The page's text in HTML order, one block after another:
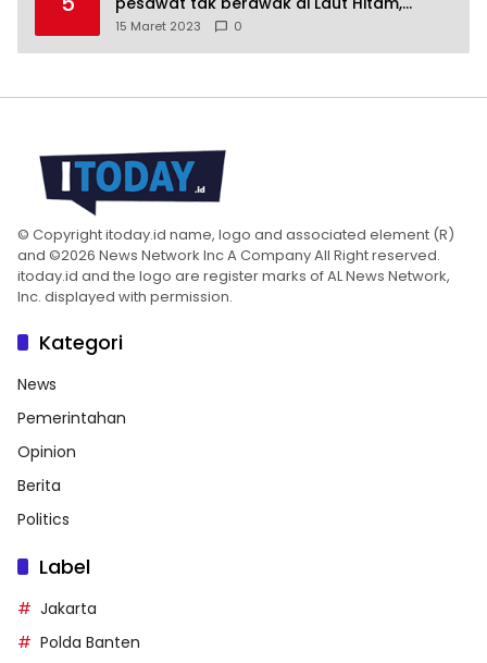
Moskow menyangkal
15 Maret 2023 0
© Copyright itoday.id name, logo and associated element (R)
and ©2026 News Network Inc A Company All Right reserved.
itoday.id and the logo are register marks of AL News Network,
Inc. displayed with permission.
Kategori
News
Pemerintahan
Opinion
Berita
Politics
Label
Jakarta
Polda Banten